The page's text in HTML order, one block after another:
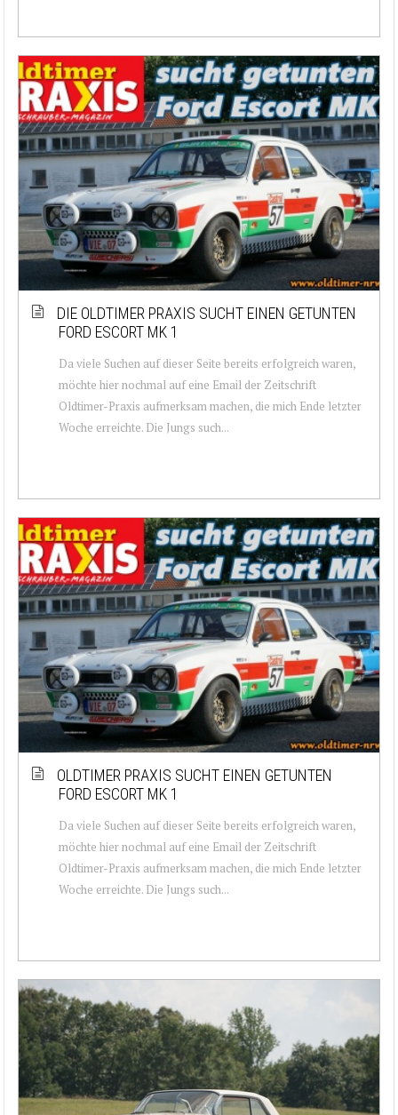
DIE OLDTIMER PRAXIS SUCHT EINEN GETUNTEN
FORD ESCORT MK 1
Da viele Suchen auf dieser Seite bereits erfolgreich waren,
möchte hier nochmal auf eine Email der Zeitschrift
Oldtimer-Praxis aufmerksam machen, die mich Ende letzter
Woche erreichte. Die Jungs such...
OLDTIMER PRAXIS SUCHT EINEN GETUNTEN
FORD ESCORT MK 1
Da viele Suchen auf dieser Seite bereits erfolgreich waren,
möchte hier nochmal auf eine Email der Zeitschrift
Oldtimer-Praxis aufmerksam machen, die mich Ende letzter
Woche erreichte. Die Jungs such...